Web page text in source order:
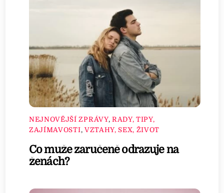
NEJNOVĚJŠÍ ZPRÁVY, RADY, TIPY,
ZAJÍMAVOSTI, VZTAHY, SEX, ŽIVOT
Co muže zaručeně odrazuje na
ženách?